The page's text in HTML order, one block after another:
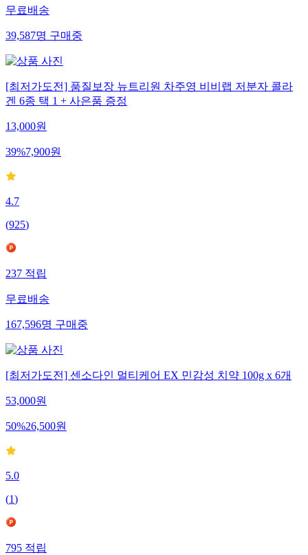
무료배송
39,587명구매중
[최저가도전] 품질보장 뉴트리원 차주영 비비랩 저분자 콜라
겐 6종 택 1 + 사은품 증정
13,000원
39%7,900원
4.7
(925)
237적립
무료배송
167,596명구매중
[최저가도전] 센소다인 멀티케어 EX 민감성 치약 100g x 6개
53,000원
50%26,500원
5.0
(1)
795적립